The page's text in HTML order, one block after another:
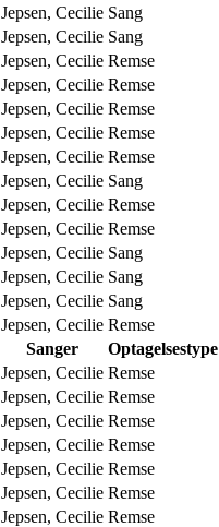
Jepsen, Cecilie Sang
Jepsen, Cecilie Sang
Jepsen, Cecilie Remse
Jepsen, Cecilie Remse
Jepsen, Cecilie Remse
Jepsen, Cecilie Remse
Jepsen, Cecilie Remse
Jepsen, Cecilie Sang
Jepsen, Cecilie Remse
Jepsen, Cecilie Remse
Jepsen, Cecilie Sang
Jepsen, Cecilie Sang
Jepsen, Cecilie Sang
Jepsen, Cecilie Remse
Sanger Optagelsestype
Jepsen, Cecilie Remse
Jepsen, Cecilie Remse
Jepsen, Cecilie Remse
Jepsen, Cecilie Remse
Jepsen, Cecilie Remse
Jepsen, Cecilie Remse
Jepsen, Cecilie Remse